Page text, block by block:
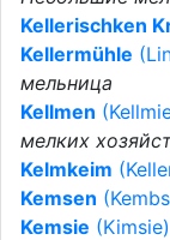
Kellerischken
Kellermühle
мельница
Kellmen
мелких
Kelmkeim
Kemsen
Kemsie (Kimsie)